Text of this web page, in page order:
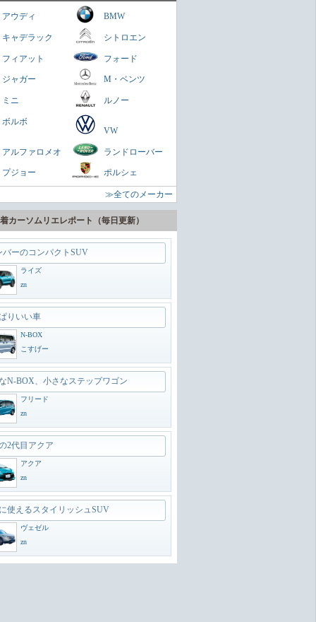
アウディ BMW
キャデラック シトロエン
フィアット フォード
ジャガー M・ベンツ
ミニ ルノー
ボルボ
VW
アルファロメオ ランドローバー
プジョー ポルシェ
≫全てのメーカー
カーソムリエレポート（毎日更新）
クトスペシャリティーSUV
陸の巡洋艦
zn
どいいSUV
ヴェゼル
zn
バーのコンパクトSUV
ライズ
zn
りいい車
N-BOX
こすげー
N-BOX、小さなステップワゴン
フリード
zn
2代目アクア
アクア
zn
使えるスタイリッシュSUV
ヴェゼル
zn